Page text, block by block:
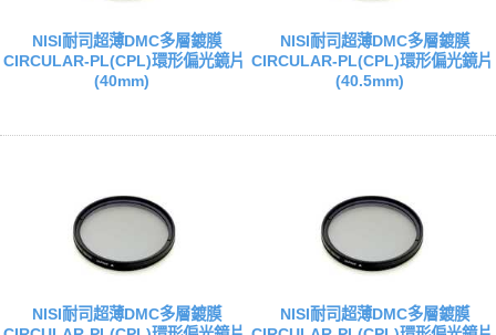
NISI耐司超薄DMC多層鍍膜
CIRCULAR-PL(CPL)環形偏光鏡片
(40mm)
NISI耐司超薄DMC多層鍍膜
CIRCULAR-PL(CPL)環形偏光鏡片
(40.5mm)
NISI耐司超薄DMC多層鍍膜
NISI耐司超薄DMC多層鍍膜